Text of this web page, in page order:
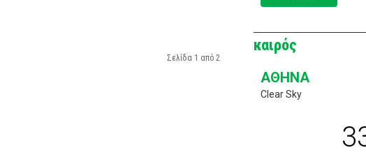
Σελίδα 1 από 2
καιρός
ΑΘΉΝΑ
Clear Sky